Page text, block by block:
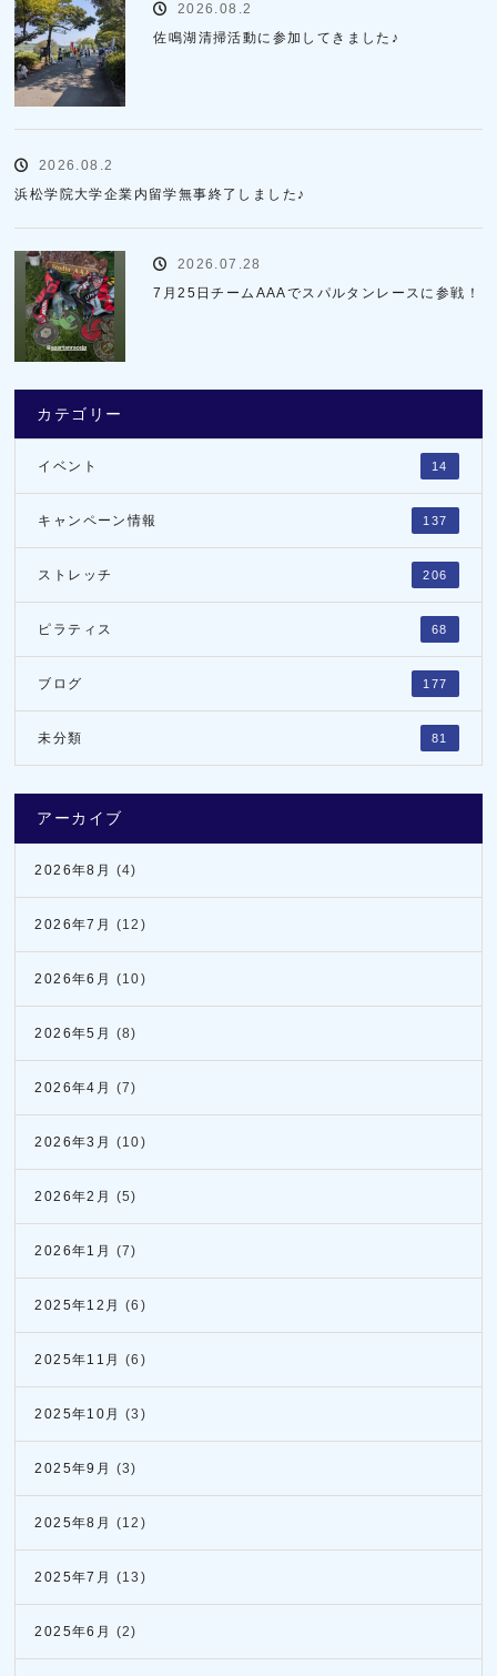
2026.08.2
佐鳴湖清掃活動に参加してきました♪
2026.08.2
浜松学院大学企業内留学無事終了しました♪
2026.07.28
7月25日チームAAAでスパルタンレースに参戦！
カテゴリー
イベント 14
キャンペーン情報 137
ストレッチ 206
ピラティス 68
ブログ 177
未分類 81
アーカイブ
2026年8月 (4)
2026年7月 (12)
2026年6月 (10)
2026年5月 (8)
2026年4月 (7)
2026年3月 (10)
2026年2月 (5)
2026年1月 (7)
2025年12月 (6)
2025年11月 (6)
2025年10月 (3)
2025年9月 (3)
2025年8月 (12)
2025年7月 (13)
2025年6月 (2)